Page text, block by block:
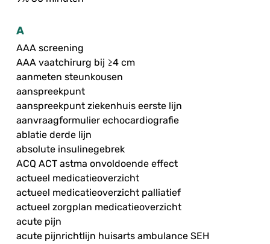
A
AAA screening
AAA vaatchirurg bij ≥4 cm
aanmeten steunkousen
aanspreekpunt
aanspreekpunt ziekenhuis eerste lijn
aanvraagformulier echocardiografie
ablatie derde lijn
absolute insulinegebrek
ACQ ACT astma onvoldoende effect
actueel medicatieoverzicht
actueel medicatieoverzicht palliatief
actueel zorgplan medicatieoverzicht
acute pijn
acute pijnrichtlijn huisarts ambulance SEH